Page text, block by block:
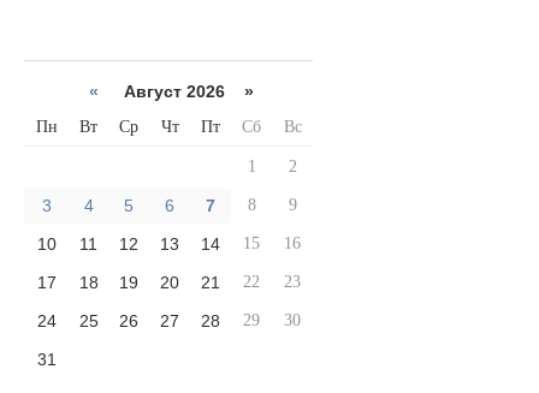
« Август 2026 »
Пн Вт Ср Чт Пт Сб Вс
1 2
3 4 5 6 7 8 9
10 11 12 13 14 15 16
17 18 19 20 21 22 23
24 25 26 27 28 29 30
31